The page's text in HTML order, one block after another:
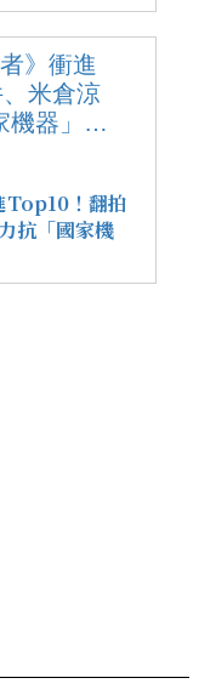
！翻拍
抗「國家機